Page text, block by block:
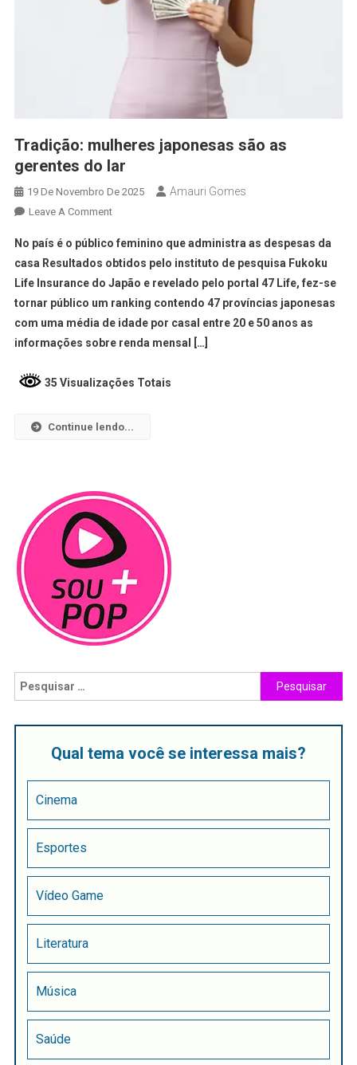
Tradição: mulheres japonesas são as
gerentes do lar
19 De Novembro De 2025 Amauri Gomes
Leave A Comment
No país é o público feminino que administra as despesas da
casa Resultados obtidos pelo instituto de pesquisa Fukoku
Life Insurance do Japão e revelado pelo portal 47 Life, fez-se
tornar público um ranking contendo 47 províncias japonesas
com uma média de idade por casal entre 20 e 50 anos as
informações sobre renda mensal […]
35 Visualizações Totais
Continue lendo...
Qual tema você se interessa mais?
Cinema
Esportes
Vídeo Game
Literatura
Música
Saúde